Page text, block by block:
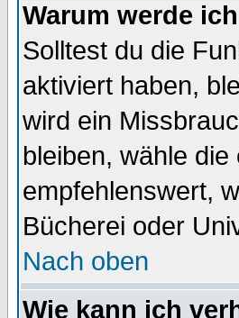
Warum werde
Solltest du die
aktiviert haben,
wird ein
bleiben, wähle
empfehlenswert,
Bücherei oder
Nach oben
Wie kann ich